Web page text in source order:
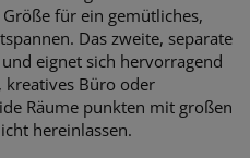
für ein gemütliches,
Das zweite, separate
eignet sich hervorragend
kreatives Büro oder
Räume punkten mit großen
hereinlassen.